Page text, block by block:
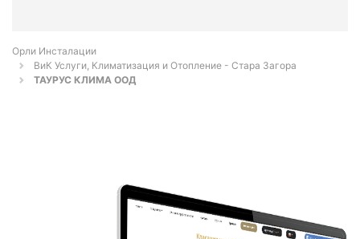
Орли Инсталации
ВиК Услуги, Климатизация и Отопление - Стара Загора
ТАУРУС КЛИМА ООД